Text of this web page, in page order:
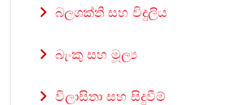
බලශක්ති සහ විදුලිය
බැංකු සහ මූල්‍ය
විලාසිතා සහ සිදුවීම්